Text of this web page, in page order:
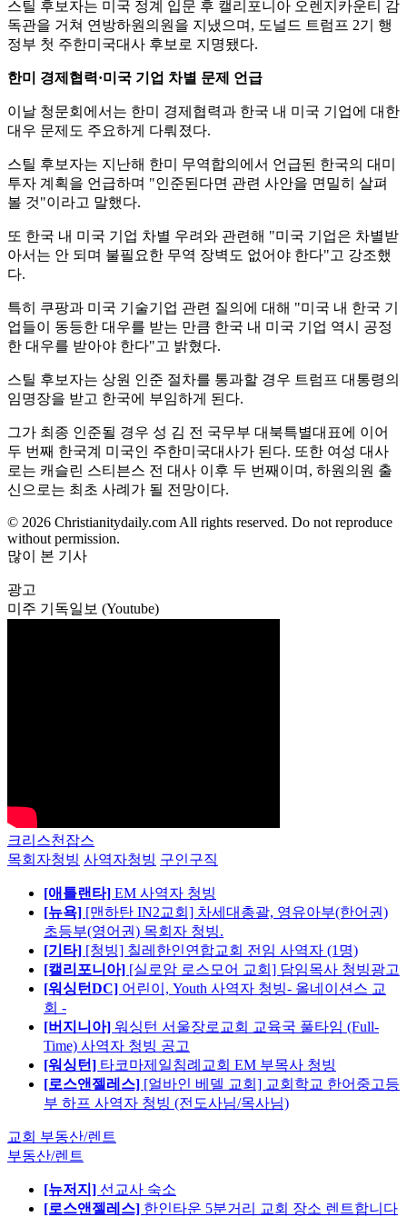
스틸 후보자는 미국 정계 입문 후 캘리포니아 오렌지카운티 감
독관을 거쳐 연방하원의원을 지냈으며, 도널드 트럼프 2기 행
정부 첫 주한미국대사 후보로 지명됐다.
한미 경제협력·미국 기업 차별 문제 언급
이날 청문회에서는 한미 경제협력과 한국 내 미국 기업에 대한
대우 문제도 주요하게 다뤄졌다.
스틸 후보자는 지난해 한미 무역합의에서 언급된 한국의 대미
투자 계획을 언급하며 "인준된다면 관련 사안을 면밀히 살펴
볼 것"이라고 말했다.
또 한국 내 미국 기업 차별 우려와 관련해 "미국 기업은 차별받
아서는 안 되며 불필요한 무역 장벽도 없어야 한다"고 강조했
다.
특히 쿠팡과 미국 기술기업 관련 질의에 대해 "미국 내 한국 기
업들이 동등한 대우를 받는 만큼 한국 내 미국 기업 역시 공정
한 대우를 받아야 한다"고 밝혔다.
스틸 후보자는 상원 인준 절차를 통과할 경우 트럼프 대통령의
임명장을 받고 한국에 부임하게 된다.
그가 최종 인준될 경우 성 김 전 국무부 대북특별대표에 이어
두 번째 한국계 미국인 주한미국대사가 된다. 또한 여성 대사
로는 캐슬린 스티븐스 전 대사 이후 두 번째이며, 하원의원 출
신으로는 최초 사례가 될 전망이다.
© 2026 Christianitydaily.com All rights reserved. Do not reproduce
without permission.
많이 본 기사
광고
미주 기독일보 (Youtube)
크리스천잡스
목회자청빙 사역자청빙 구인구직
[애틀랜타] EM 사역자 청빙
[뉴욕] [맨하탄 IN2교회] 차세대총괄, 영유아부(한어권)
초등부(영어권) 목회자 청빙.
[기타] [청빙] 칠레한인연합교회 전임 사역자 (1명)
[캘리포니아] [실로암 로스모어 교회] 담임목사 청빙광고
[워싱턴DC] 어린이, Youth 사역자 청빙- 올네이션스 교
회 -
[버지니아] 워싱턴 서울장로교회 교육국 풀타임 (Full-
Time) 사역자 청빙 공고
[워싱턴] 타코마제일침례교회 EM 부목사 청빙
[로스앤젤레스] [얼바인 베델 교회] 교회학교 한어중고등
부 하프 사역자 청빙 (전도사님/목사님)
교회 부동산/렌트
부동산/렌트
[뉴저지] 선교사 숙소
[로스앤젤레스] 한인타운 5분거리 교회 장소 렌트합니다